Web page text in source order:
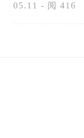
05.11 - 阅 416